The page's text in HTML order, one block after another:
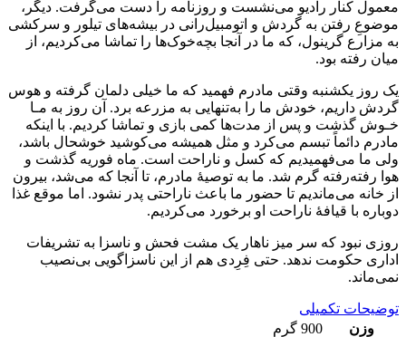
معمول کنار رادیو می‌نشست و روزنامه را دست میگرفت. دیگر،
موضوعِ رفتن به گردش و اتومبیل‌رانی در بیشه‌های تیلور و سرکشی
به مزارع گرینول، که ما در آنجا بچهخوک‌ها را تماشا می‌کردیم، از
میان رفته بود.
یک روز یکشنبه وقتی مادرم فهمید که ما خیلی دلمان گرفته و هوس
گردش داریم، خودش ما را به‌تنهایی به مزرعه برد. آن روز به مـا
خـوش گذشت و پس از مدت‌ها کمی بازی و تماشا کردیم. با اینکه
مادرم دائماً تبسم می‌کرد و مثل همیشه می‌کوشید خوشحال باشد،
ولی ما می‌فهمیدیم که کسل و ناراحت است. ماه فوریه گذشت و
هوا رفته‌رفته گرم شد. ما به توصیۀ مادرم، تا آنجا که می‌شد، بیرون
از خانه میماندیم تا حضور ما باعث ناراحتی پدر نشود. اما موقع غذا
دوباره با قیافۀ ناراحت او برخورد می‌کردیم.
روزی نبود که سر میز ناهار یک مشت فحش و ناسزا به تشریفات
اداری حکومت ندهد. حتی فِرِدی هم از این ناسزاگویی بینصیب
نمیماند.
توضیحات تکمیلی
وزن
900 گرم